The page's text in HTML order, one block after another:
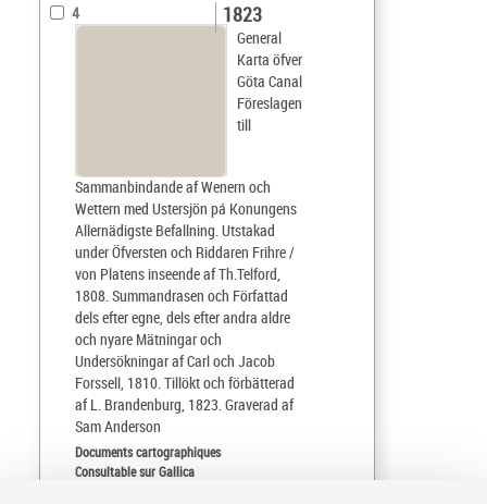
4
General
Karta öfver
Göta Canal
Föreslagen
till
Sammanbindande af Wenern och
Wettern med Ustersjön pá Konungens
Allernädigste Befallning. Utstakad
under Öfversten och Riddaren Frihre /
von Platens inseende af Th.Telford,
1808. Summandrasen och Författad
dels efter egne, dels efter andra aldre
och nyare Mätningar och
Undersökningar af Carl och Jacob
Forssell, 1810. Tillökt och förbätterad
af L. Brandenburg, 1823. Graverad af
Sam Anderson
1823
Documents cartographiques
Consultable sur Gallica